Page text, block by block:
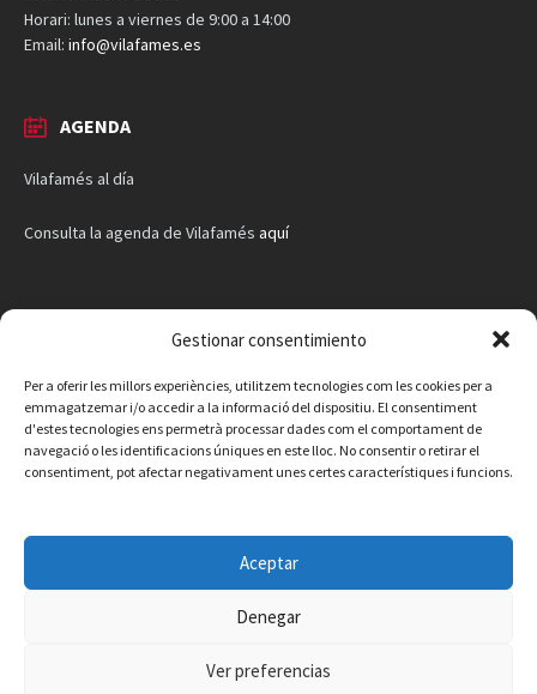
Gestionar consentimiento
Per a oferir les millors experiències, utilitzem tecnologies com les cookies per a
emmagatzemar i/o accedir a la informació del dispositiu. El consentiment
d'estes tecnologies ens permetrà processar dades com el comportament de
navegació o les identificacions úniques en este lloc. No consentir o retirar el
consentiment, pot afectar negativament unes certes característiques i funcions.
Aceptar
Denegar
Ver preferencias
Horari: lunes a viernes de 9:00 a 14:00
Email: info@vilafames.es
AGENDA
Vilafamés al día
Consulta la agenda de Vilafamés aquí